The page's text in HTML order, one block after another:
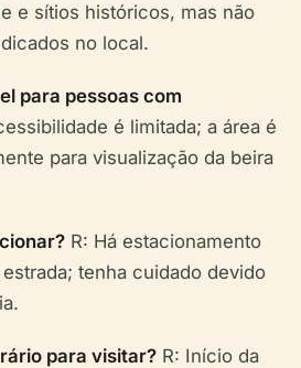
e sítios históricos, mas não
no local.
para pessoas com
é limitada; a área é
para visualização da beira
R: Há estacionamento
tenha cuidado devido
para visitar? R: Início da